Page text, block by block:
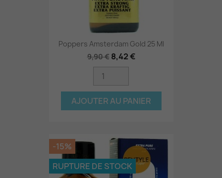
Poppers Amsterdam Gold 25 Ml
9,90 € 8,42 €
AJOUTER AU PANIER
-15%
RUPTURE DE STOCK